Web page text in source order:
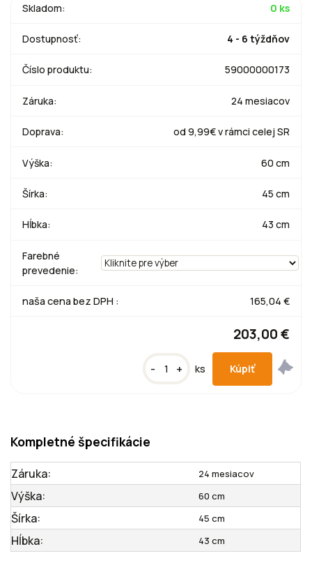
Skladom: 0 ks
Dostupnosť: 4 - 6 týždňov
Číslo produktu: 59000000173
Záruka: 24 mesiacov
Doprava: od 9,99€ v rámci celej SR
Výška: 60 cm
Šírka: 45 cm
Hĺbka: 43 cm
Farebné
prevedenie:
naša cena bez DPH : 165,04 €
203,00 €
- + ks
Kompletné špecifikácie
Záruka: 24 mesiacov
Výška: 60 cm
Šírka: 45 cm
Hĺbka: 43 cm